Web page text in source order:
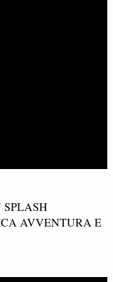
AVVENTURA E